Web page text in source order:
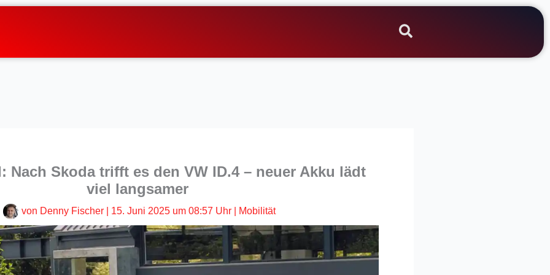
Nach Skoda trifft es den VW ID.4 – neuer Akku lädt
viel langsamer
von Denny Fischer 15. Juni 2025 um 08:57 Uhr| Mobilität